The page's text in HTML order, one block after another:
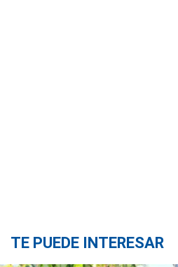
TE PUEDE INTERESAR